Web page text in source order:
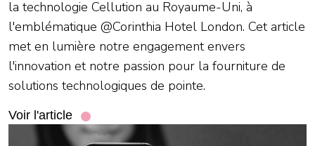
la technologie Cellution au Royaume-Uni, à
l'emblématique @Corinthia Hotel London. Cet article
met en lumière notre engagement envers
l'innovation et notre passion pour la fourniture de
solutions technologiques de pointe.
Voir l'article